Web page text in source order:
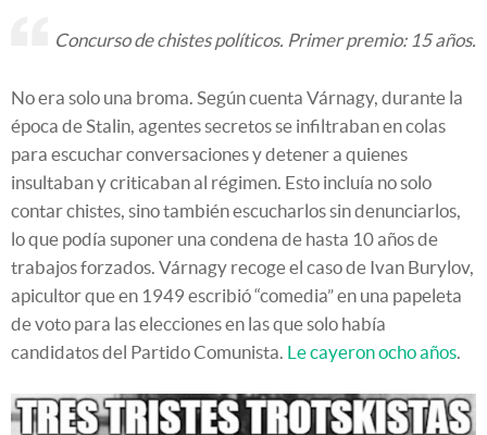
Concurso de chistes políticos. Primer premio: 15 años.
No era solo una broma. Según cuenta Várnagy, durante la
época de Stalin, agentes secretos se infiltraban en colas
para escuchar conversaciones y detener a quienes
insultaban y criticaban al régimen. Esto incluía no solo
contar chistes, sino también escucharlos sin denunciarlos,
lo que podía suponer una condena de hasta 10 años de
trabajos forzados. Várnagy recoge el caso de Ivan Burylov,
apicultor que en 1949 escribió “comedia” en una papeleta
de voto para las elecciones en las que solo había
candidatos del Partido Comunista. Le cayeron ocho años.